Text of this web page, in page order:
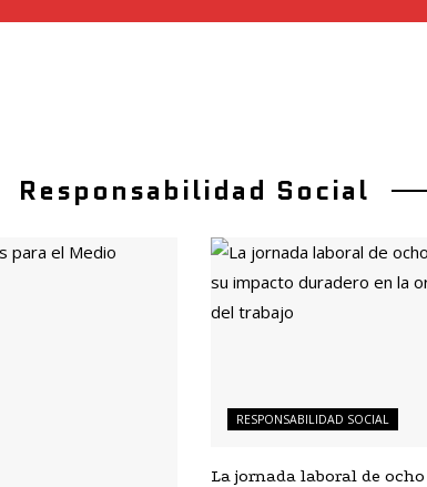
Responsabilidad Social
RESPONSABILIDAD SOCIAL
La jornada laboral de